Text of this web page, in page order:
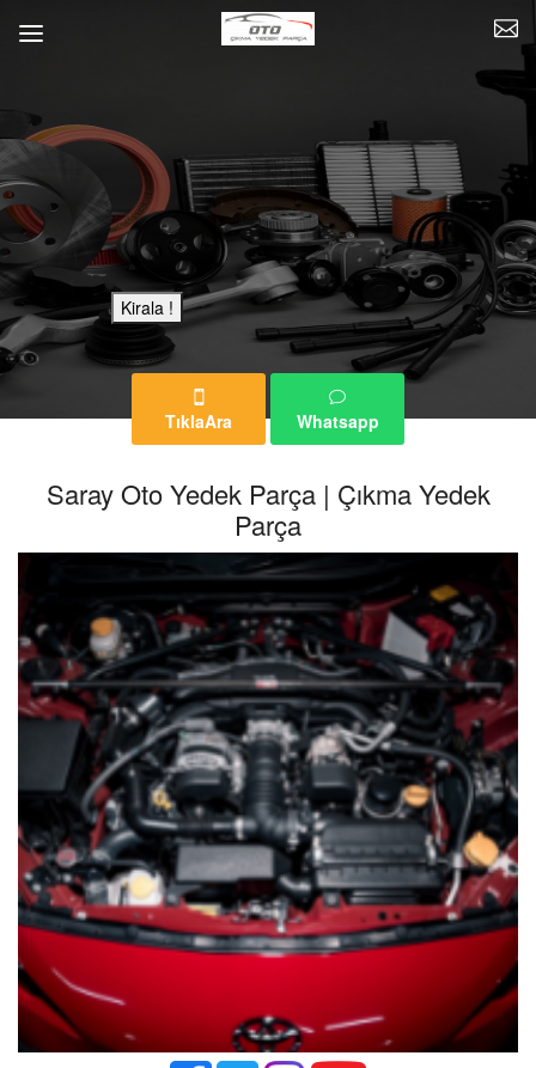
TıklaAra Whatsapp
Kirala !
Saray Oto Yedek Parça | Çıkma Yedek
Parça